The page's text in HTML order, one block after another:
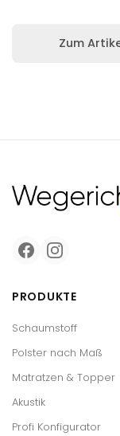
Zum
PRODUKTE
Schaumstoff
Polster nach Maß
Matratzen & Topper
Akustik
Profi Konfigurator